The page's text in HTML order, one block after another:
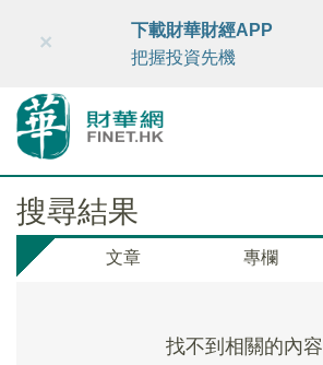
財華智庫網 FINTV FINMETA
×
下載財華財經APP
把握投資先機
搜尋結果
文章 專欄
找不到相關的內容